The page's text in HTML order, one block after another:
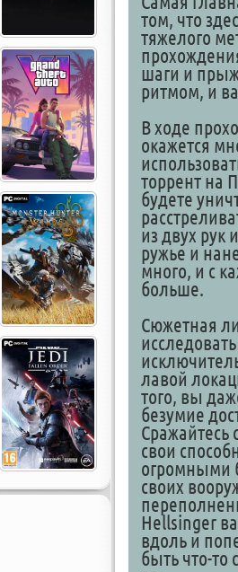
том, что
тяжелого
шаги и
ритмом, и
В ходе
окажется
торрент на
будете
из двух
ружье и
много, и с
больше.
Сюжетная
лавой
того, вы
безумие
Сражайтесь
свои
огромными
своих
Hellsinger
вдоль и
быть что-